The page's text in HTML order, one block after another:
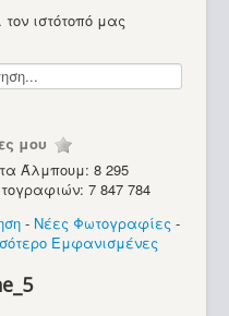
ιστότοπό μας
μου
Άλμπουμ: 8 295
7 847 784
- Νέες Φωτογραφίες -
Εμφανισμένες